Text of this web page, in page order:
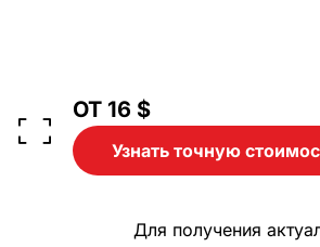
ОТ 16 $
Узнать точную
Для получения